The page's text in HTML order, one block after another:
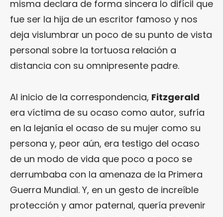
misma declara de forma sincera lo difícil que
fue ser la hija de un escritor famoso y nos
deja vislumbrar un poco de su punto de vista
personal sobre la tortuosa relación a
distancia con su omnipresente padre.
Al inicio de la correspondencia, Fitzgerald
era víctima de su ocaso como autor, sufría
en la lejanía el ocaso de su mujer como su
persona y, peor aún, era testigo del ocaso
de un modo de vida que poco a poco se
derrumbaba con la amenaza de la Primera
Guerra Mundial. Y, en un gesto de increíble
protección y amor paternal, quería prevenir